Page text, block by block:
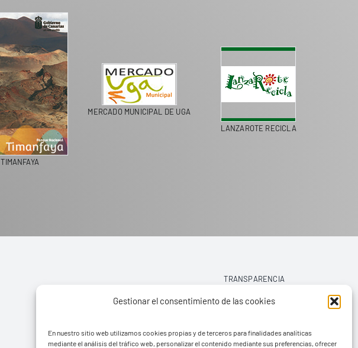
Gestionar el consentimiento de las cookies
En nuestro sitio web utilizamos cookies propias y de terceros para finalidades analíticas
mediante el análisis del tráfico web, personalizar el contenido mediante sus preferencias, ofrecer
TIMANFAYA
MERCADO MUNICIPAL DE UGA
LANZAROTE RECICLA
TRANSPARENCIA
AVISO LEGAL
POLÍTICA DE PRIVACIDAD